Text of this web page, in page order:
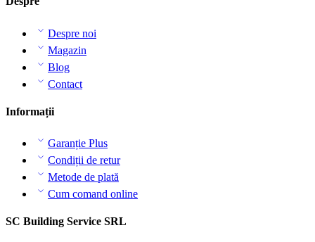
Despre noi
Magazin
Blog
Contact
Informații
Garanție Plus
Condiții de retur
Metode de plată
Cum comand online
SC Building Service SRL